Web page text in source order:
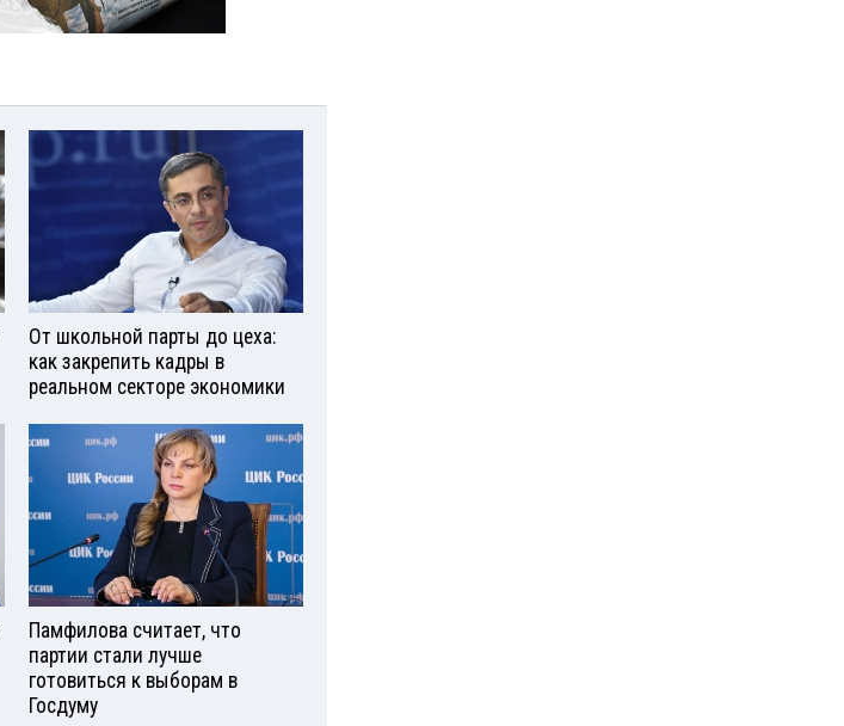
От школьной парты до цеха:
как закрепить кадры в
реальном секторе экономики
Памфилова считает, что
партии стали лучше
готовиться к выборам в
Госдуму